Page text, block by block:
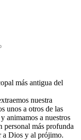
más antigua del
nuestra
unos a otros de las
animamos a nuestros
personal más profunda
a Dios y al prójimo.